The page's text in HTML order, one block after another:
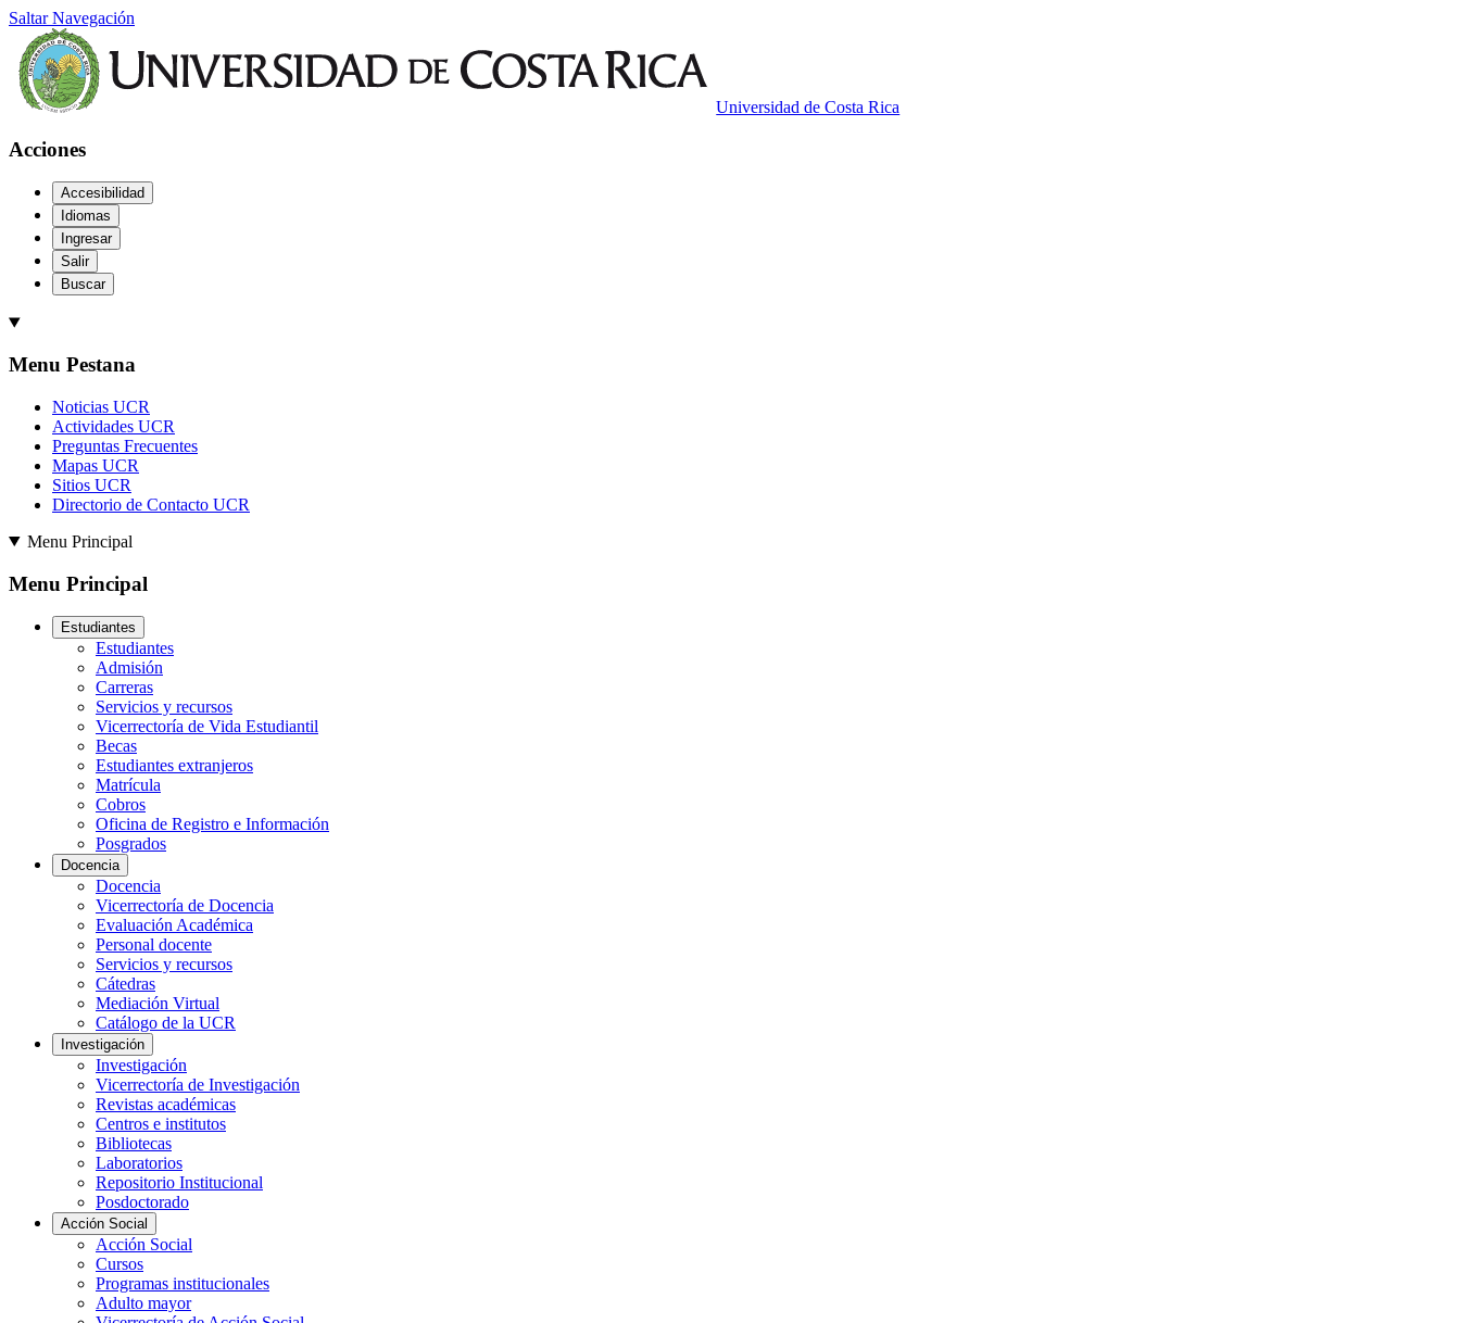
Saltar Navegación
Universidad de Costa Rica
Acciones
Accesibilidad
Idiomas
Ingresar
Salir
Buscar
Menu Pestana
Noticias UCR
Actividades UCR
Preguntas Frecuentes
Mapas UCR
Sitios UCR
Directorio de Contacto UCR
Menu Principal
Menu Principal
Estudiantes
Estudiantes
Admisión
Carreras
Servicios y recursos
Vicerrectoría de Vida Estudiantil
Becas
Estudiantes extranjeros
Matrícula
Cobros
Oficina de Registro e Información
Posgrados
Docencia
Docencia
Vicerrectoría de Docencia
Evaluación Académica
Personal docente
Servicios y recursos
Cátedras
Mediación Virtual
Catálogo de la UCR
Investigación
Investigación
Vicerrectoría de Investigación
Revistas académicas
Centros e institutos
Bibliotecas
Laboratorios
Repositorio Institucional
Posdoctorado
Acción Social
Acción Social
Cursos
Programas institucionales
Adulto mayor